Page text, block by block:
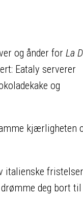
og ånder for La
Eataly serverer
og
kjærligheten
italienske
deg bort til